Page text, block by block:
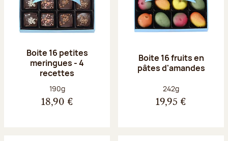
Boite 16 petites
meringues - 4
recettes
Poids net :
190g
18,90 €
Boite 16 fruits en
pâtes d'amandes
Poids net :
242g
19,95 €